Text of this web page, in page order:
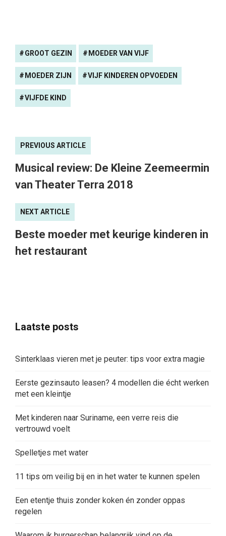
GROOT GEZIN MOEDER VAN VIJF
MOEDER ZIJN VIJF KINDEREN OPVOEDEN
VIJFDE KIND
PREVIOUS ARTICLE
Musical review: De Kleine Zeemeermin
van Theater Terra 2018
NEXT ARTICLE
Beste moeder met keurige kinderen in
het restaurant
Laatste posts
Sinterklaas vieren met je peuter: tips voor extra magie
Eerste gezinsauto leasen? 4 modellen die écht werken
met een kleintje
Met kinderen naar Suriname, een verre reis die
vertrouwd voelt
Spelletjes met water
11 tips om veilig bij en in het water te kunnen spelen
Een etentje thuis zonder koken én zonder oppas
regelen